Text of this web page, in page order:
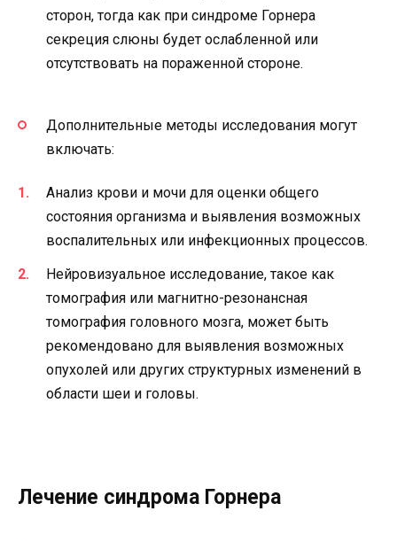
сторон, тогда как при синдроме Горнера
секреция слюны будет ослабленной или
отсутствовать на пораженной стороне.
Дополнительные методы исследования могут
включать:
Анализ крови и мочи для оценки общего
состояния организма и выявления возможных
воспалительных или инфекционных процессов.
Нейровизуальное исследование, такое как
томография или магнитно-резонансная
томография головного мозга, может быть
рекомендовано для выявления возможных
опухолей или других структурных изменений в
области шеи и головы.
Лечение синдрома Горнера